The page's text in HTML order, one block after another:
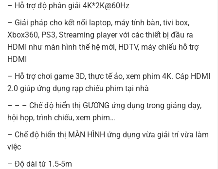
– Hỗ trợ độ phân giải 4K*2K@60Hz
– Giải pháp cho kết nối laptop, máy tính bàn, tivi box,
Xbox360, PS3, Streaming player với các thiết bị đầu ra
HDMI như màn hình thế hệ mới, HDTV, máy chiếu hỗ trợ
HDMI
– Hỗ trợ chơi game 3D, thực tế ảo, xem phim 4K. Cáp HDMI
2.0 giúp ứng dụng rạp chiếu phim tại nhà
– – – Chế độ hiển thị GƯƠNG ứng dụng trong giảng dạy,
hội họp, trình chiếu, xem phim…
– Chế độ hiển thị MÀN HÌNH ứng dụng vừa giải trí vừa làm
việc
– Độ dài từ 1.5-5m